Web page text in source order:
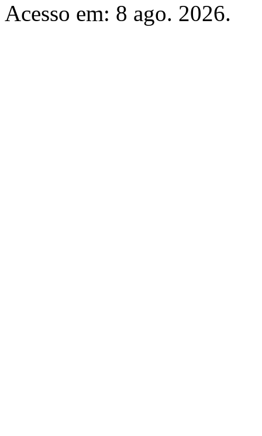
Acesso em: 8 ago. 2026.